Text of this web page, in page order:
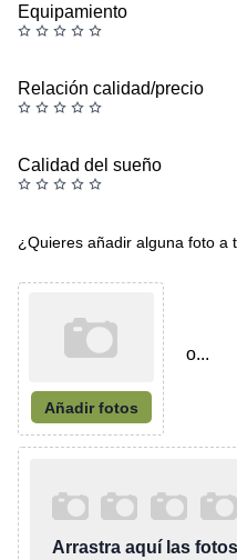
Equipamiento
Relación calidad/precio
Calidad del sueño
¿Quieres añadir alguna foto a
Añadir fotos
o...
Arrastra aquí las